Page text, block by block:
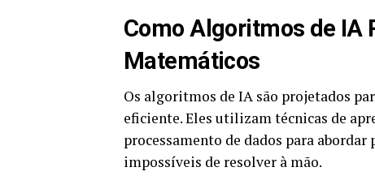
Como Algoritmos de IA
Matemáticos
Os algoritmos de IA são projetados
eficiente. Eles utilizam técnicas de
processamento de dados para
impossíveis de resolver à mão.